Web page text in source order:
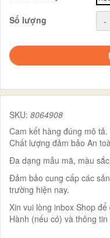
Số lượng
-
SKU: 8064908
Cam kết hàng đúng mô tả.
Chất lượng đảm bảo An
Đa dạng mẫu mã, màu
Đảm bảo cung cấp các
trường hiện nay.
Xin vui lòng inbox Shop
Hành (nếu có) và thông